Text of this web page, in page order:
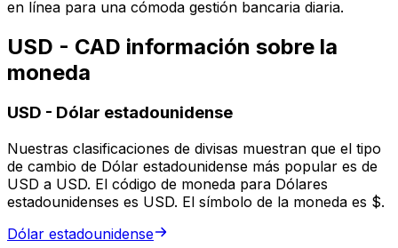
en línea para una cómoda gestión bancaria diaria.
USD - CAD información sobre la
moneda
USD - Dólar estadounidense
Nuestras clasificaciones de divisas muestran que el tipo
de cambio de Dólar estadounidense más popular es de
USD a USD. El código de moneda para Dólares
estadounidenses es USD. El símbolo de la moneda es $.
Dólar estadounidense